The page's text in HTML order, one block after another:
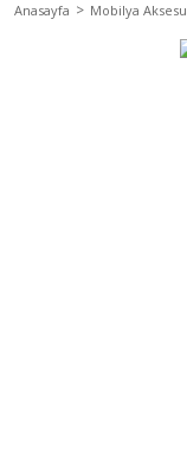
Anasayfa Mobilya